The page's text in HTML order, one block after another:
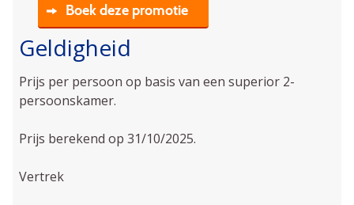
Boek deze promotie
Geldigheid
Prijs per persoon op basis van een superior 2-
persoonskamer.
Prijs berekend op 31/10/2025.
Vertrek